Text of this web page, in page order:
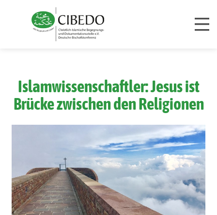
Islamwissenschaftler: Jesus ist
Brücke zwischen den Religionen